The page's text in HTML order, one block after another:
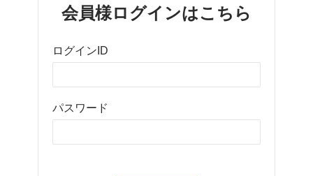
会員様ログインはこちら
ログインID
パスワード